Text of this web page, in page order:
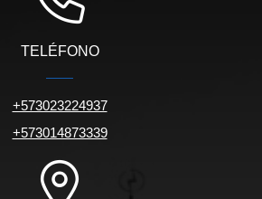
TELÉFONO
+573023224937
+573014873339